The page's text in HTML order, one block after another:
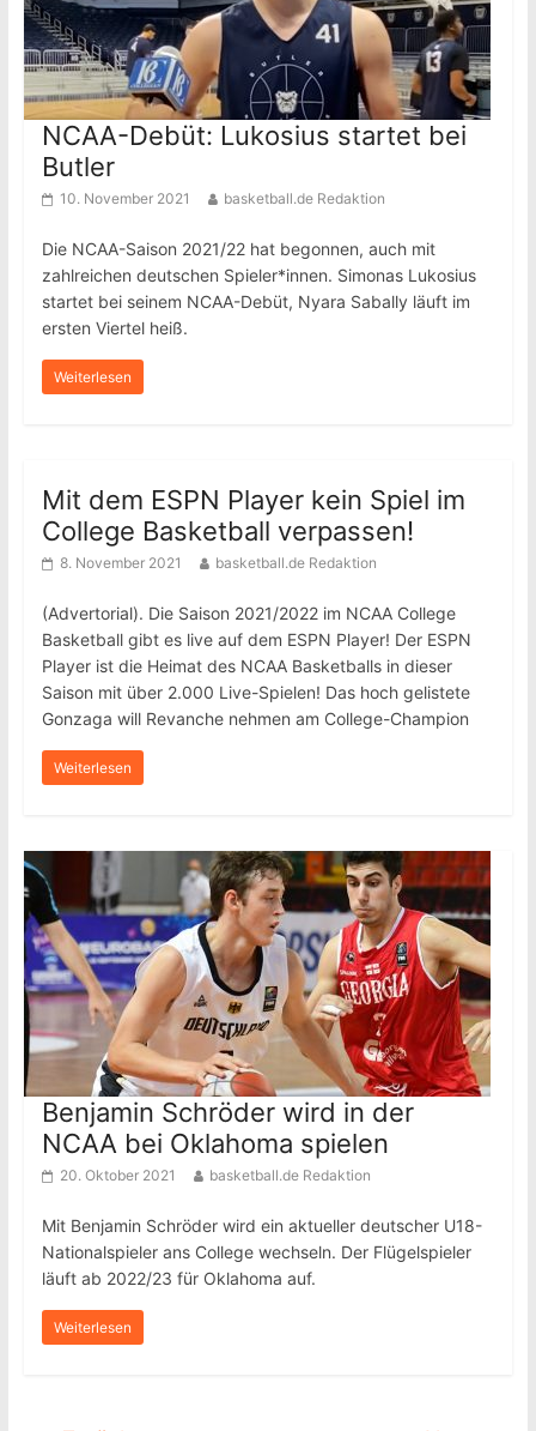
NCAA-Debüt: Lukosius startet bei
Butler
10. November 2021 basketball.de Redaktion
Die NCAA-Saison 2021/22 hat begonnen, auch mit
zahlreichen deutschen Spieler*innen. Simonas Lukosius
startet bei seinem NCAA-Debüt, Nyara Sabally läuft im
ersten Viertel heiß.
Weiterlesen
Mit dem ESPN Player kein Spiel im
College Basketball verpassen!
8. November 2021 basketball.de Redaktion
(Advertorial). Die Saison 2021/2022 im NCAA College
Basketball gibt es live auf dem ESPN Player! Der ESPN
Player ist die Heimat des NCAA Basketballs in dieser
Saison mit über 2.000 Live-Spielen! Das hoch gelistete
Gonzaga will Revanche nehmen am College-Champion
Weiterlesen
Benjamin Schröder wird in der
NCAA bei Oklahoma spielen
20. Oktober 2021 basketball.de Redaktion
Mit Benjamin Schröder wird ein aktueller deutscher U18-
Nationalspieler ans College wechseln. Der Flügelspieler
läuft ab 2022/23 für Oklahoma auf.
Weiterlesen